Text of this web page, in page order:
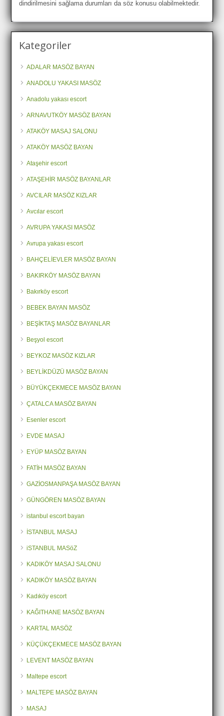
dindirilmesini sağlama durumları da söz konusu olabilmektedir.
Kategoriler
ADALAR MASÖZ BAYAN
ANADOLU YAKASI MASÖZ
Anadolu yakası escort
ARNAVUTKÖY MASÖZ BAYAN
ATAKÖY MASAJ SALONU
ATAKÖY MASÖZ BAYAN
Ataşehir escort
ATAŞEHİR MASÖZ BAYANLAR
AVCILAR MASÖZ KIZLAR
Avcılar escort
AVRUPA YAKASI MASÖZ
Avrupa yakası escort
BAHÇELİEVLER MASÖZ BAYAN
BAKIRKÖY MASÖZ BAYAN
Bakırköy escort
BEBEK BAYAN MASÖZ
BEŞİKTAŞ MASÖZ BAYANLAR
Beşyol escort
BEYKOZ MASÖZ KIZLAR
BEYLİKDÜZÜ MASÖZ BAYAN
BÜYÜKÇEKMECE MASÖZ BAYAN
ÇATALCA MASÖZ BAYAN
Esenler escort
EVDE MASAJ
EYÜP MASÖZ BAYAN
FATİH MASÖZ BAYAN
GAZİOSMANPAŞA MASÖZ BAYAN
GÜNGÖREN MASÖZ BAYAN
istanbul escort bayan
İSTANBUL MASAJ
iSTANBUL MASöZ
KADIKÖY MASAJ SALONU
KADIKÖY MASÖZ BAYAN
Kadıköy escort
KAĞITHANE MASÖZ BAYAN
KARTAL MASÖZ
KÜÇÜKÇEKMECE MASÖZ BAYAN
LEVENT MASÖZ BAYAN
Maltepe escort
MALTEPE MASÖZ BAYAN
MASAJ